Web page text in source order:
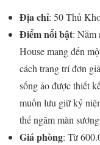
Địa chỉ: 50 Thủ
Điểm nổi bật: Nằm
House mang đến
cách trang trí đơn
sống ảo được thiết
muốn lưu giữ kỷ
thể ngắm màn
Giá phòng: Từ